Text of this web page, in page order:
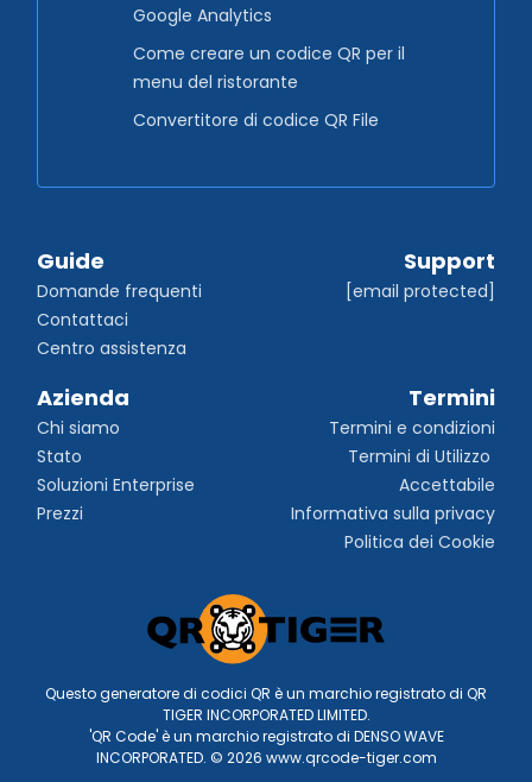
Google Analytics
Come creare un codice QR per il
menu del ristorante
Convertitore di codice QR File
Guide
Domande frequenti
Contattaci
Centro assistenza
Support
[email protected]
Azienda
Chi siamo
Stato
Soluzioni Enterprise
Prezzi
Termini
Termini e condizioni
Termini di Utilizzo
Accettabile
Informativa sulla privacy
Politica dei Cookie
Questo generatore di codici QR è un marchio registrato di QR
TIGER INCORPORATED LIMITED.
'QR Code' è un marchio registrato di DENSO WAVE
INCORPORATED. © 2026 www.qrcode-tiger.com